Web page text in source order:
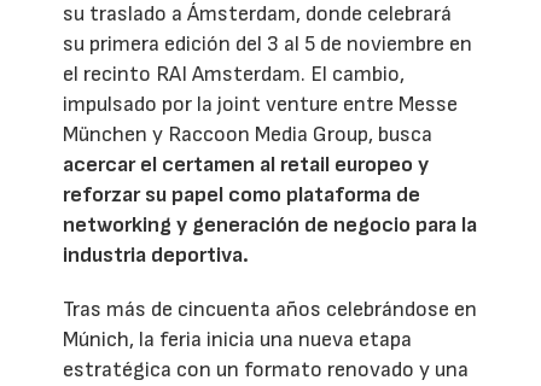
su traslado a Ámsterdam, donde celebrará
su primera edición del 3 al 5 de noviembre en
el recinto RAI Amsterdam. El cambio,
impulsado por la joint venture entre Messe
München y Raccoon Media Group, busca
acercar el certamen al retail europeo y
reforzar su papel como plataforma de
networking y generación de negocio para la
industria deportiva.
Tras más de cincuenta años celebrándose en
Múnich, la feria inicia una nueva etapa
estratégica con un formato renovado y una